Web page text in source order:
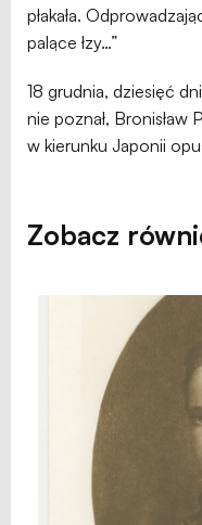
płakała.
palące łzy…”
18 grudnia, dziesięć
nie poznał, Bronisław
w kierunku Japonii
Zobacz